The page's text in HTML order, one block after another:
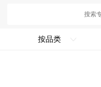
按品类